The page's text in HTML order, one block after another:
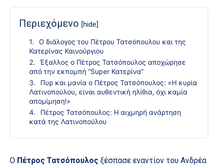
Περιεχόμενο [hide]
Ο διάλογος του Πέτρου Τατσόπουλου και της
Κατερίνας Καινούργιου
Έξαλλος ο Πέτρος Τατσόπουλος αποχώρησε
από την εκπομπή “Super Κατερίνα”
Πυρ και μανία ο Πέτρος Τατσόπουλος: «Η κυρία
Λατινοπούλου, είναι αυθεντική ηλίθια, όχι καμία
απομίμηση!»
Πέτρος Τατσόπουλος: Η αιχμηρή ανάρτηση
κατά της Λατινοπούλου
Ο Πέτρος Τατσόπουλος ξέσπασε εναντίον του Ανδρέα